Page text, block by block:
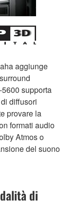
aggiunge
supporta
diffusori
provare la
formati audio
Atmos o
del suono
di